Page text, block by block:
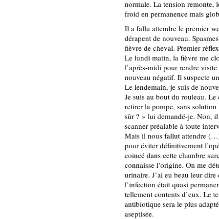
normale. La tension remonte,
froid en permanence mais
Il a fallu attendre le premier
dérapent de nouveau.
fièvre de cheval. Premier
Le lundi matin, la fièvre me
l’après-midi pour rendre
nouveau négatif. Il suspecte
Le lendemain, je suis de
Je suis au bout du rouleau.
retirer la pompe, sans
sûr ? » lui demandé-je. Non, il
scanner préalable à toute
Mais il nous fallut attendre
pour éviter définitivement
coincé dans cette chambre
connaisse l’origine. On me
urinaire. J’ai eu beau leur
l’infection était quasi
tellement contents d’eux. Le
antibiotique sera le plus
aseptisée.